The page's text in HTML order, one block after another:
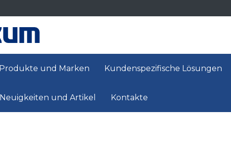
Produkte und Marken Kundenspezifische Lösungen
Neuigkeiten und Artikel Kontakte